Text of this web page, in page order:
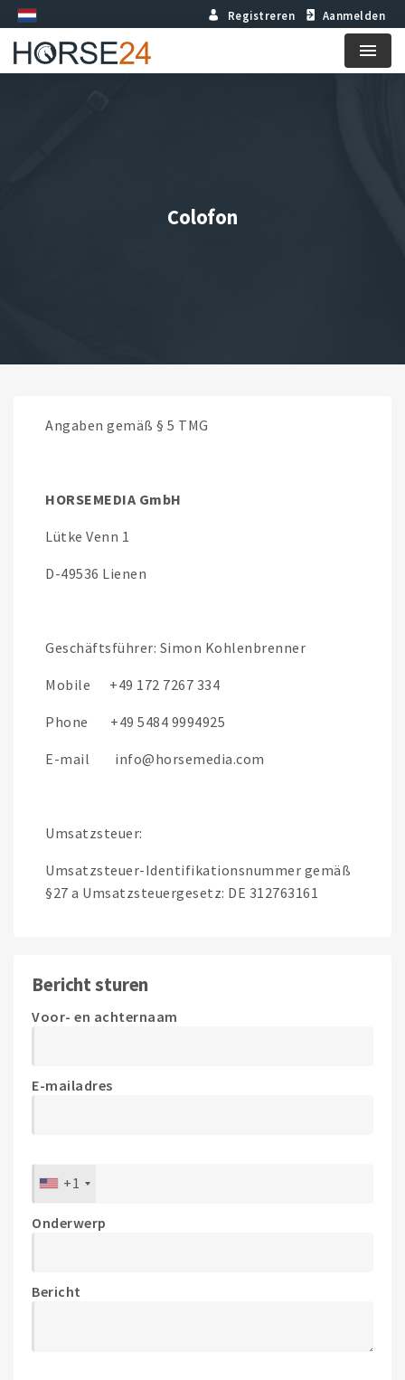
Registreren Aanmelden
Menu
Colofon
Angaben gemäß § 5 TMG
HORSEMEDIA GmbH
Lütke Venn 1
D-49536 Lienen
Geschäftsführer: Simon Kohlenbrenner
Mobile +49 172 7267 334
Phone +49 5484 9994925
E-mail info@horsemedia.com
Umsatzsteuer:
Umsatzsteuer-Identifikationsnummer gemäß
§27 a Umsatzsteuergesetz: DE 312763161
Bericht sturen
Voor- en achternaam
E-mailadres
+1
Onderwerp
Bericht